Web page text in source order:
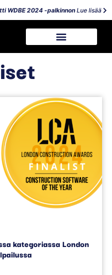
2024 -palkinnonLue lisää
kategoriassa London